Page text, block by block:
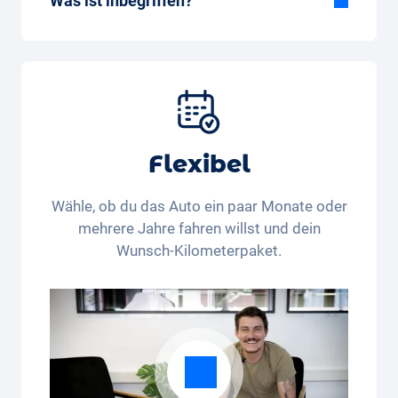
Flexibel
Wähle, ob du das Auto ein paar Monate oder
mehrere Jahre fahren willst und dein
Wunsch-Kilometerpaket.